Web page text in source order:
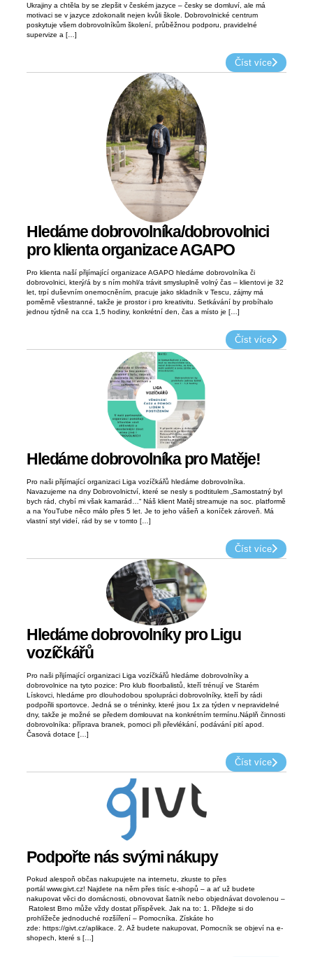
Ukrajiny a chtěla by se zlepšit v českém jazyce – česky se domluví, ale má
motivaci se v jazyce zdokonalit nejen kvůli škole. Dobrovolnické centrum
poskytuje všem dobrovolníkům školení, průběžnou podporu, pravidelné
supervize a […]
Číst více
Hledáme dobrovolníka/dobrovolnici
pro klienta organizace AGAPO
Pro klienta naší přijímající organizace AGAPO hledáme dobrovolníka či
dobrovolnici, který/á by s ním mohl/a trávit smysluplně volný čas – klientovi je 32
let, trpí duševním onemocněním, pracuje jako skladník v Tescu, zájmy má
poměrně všestranné, takže je prostor i pro kreativitu. Setkávání by probíhalo
jednou týdně na cca 1,5 hodiny, konkrétní den, čas a místo je […]
Číst více
Hledáme dobrovolníka pro Matěje!
Pro naši přijímající organizaci Liga vozíčkářů hledáme dobrovolníka.
Navazujeme na dny Dobrovolnictví, které se nesly s podtitulem „Samostatný byl
bych rád, chybí mi však kamarád…“ Náš klient Matěj streamuje na soc. platformě
a na YouTube něco málo přes 5 let. Je to jeho vášeň a koníček zároveň. Má
vlastní styl videí, rád by se v tomto […]
Číst více
Hledáme dobrovolníky pro Ligu
vozíčkářů
Pro naši přijímající organizaci Liga vozíčkářů hledáme dobrovolníky a
dobrovolnice na tyto pozice: Pro klub floorbalistů, kteří trénují ve Starém
Lískovci, hledáme pro dlouhodobou spolupráci dobrovolníky, kteří by rádi
podpořili sportovce. Jedná se o tréninky, které jsou 1x za týden v nepravidelné
dny, takže je možné se předem domlouvat na konkrétním termínu.Náplň činnosti
dobrovolníka: příprava branek, pomoci při převlékání, podávání pití apod.
Časová dotace […]
Číst více
Podpořte nás svými nákupy
Pokud alespoň občas nakupujete na internetu, zkuste to přes
portál www.givt.cz! Najdete na něm přes tisíc e-shopů – a ať už budete
nakupovat věci do domácnosti, obnovovat šatník nebo objednávat dovolenou –
Ratolest Brno může vždy dostat příspěvek. Jak na to: 1. Přidejte si do
prohlížeče jednoduché rozšíření – Pomocníka. Získáte ho
zde: https://givt.cz/aplikace. 2. Až budete nakupovat, Pomocník se objeví na e-
shopech, které s […]